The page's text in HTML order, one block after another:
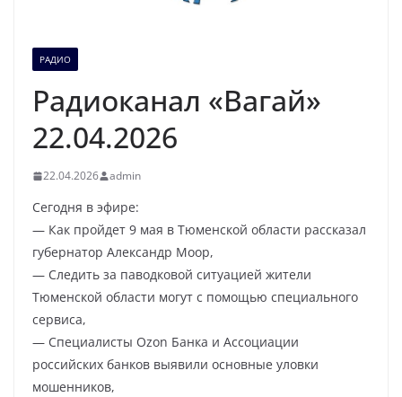
РАДИО
Радиоканал «Вагай»
22.04.2026
22.04.2026 admin
Сегодня в эфире:
— Как пройдет 9 мая в Тюменской области рассказал
губернатор Александр Моор,
— Следить за паводковой ситуацией жители
Тюменской области могут с помощью специального
сервиса,
— Специалисты Ozon Банка и Ассоциации
российских банков выявили основные уловки
мошенников,